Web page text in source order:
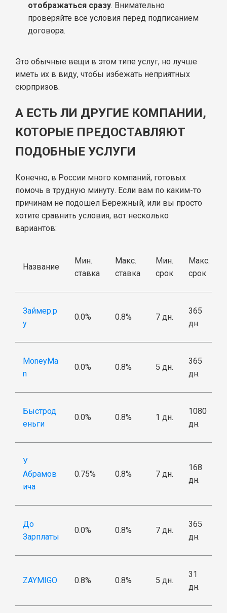
отображаться сразу. Внимательно
проверяйте все условия перед подписанием
договора.
Это обычные вещи в этом типе услуг, но лучше
иметь их в виду, чтобы избежать неприятных
сюрпризов.
А ЕСТЬ ЛИ ДРУГИЕ КОМПАНИИ,
КОТОРЫЕ ПРЕДОСТАВЛЯЮТ
ПОДОБНЫЕ УСЛУГИ
Конечно, в России много компаний, готовых
помочь в трудную минуту. Если вам по каким-то
причинам не подошел Бережный, или вы просто
хотите сравнить условия, вот несколько
вариантов:
Название
Мин.
ставка
Макс.
ставка
Мин.
срок
Макс.
срок
Займер.р
у
0.0% 0.8% 7 дн.
365
дн.
MoneyMa
n
0.0% 0.8% 5 дн.
365
дн.
Быстрод
еньги
0.0% 0.8% 1 дн.
1080
дн.
У
Абрамов
ича
0.75% 0.8% 7 дн.
168
дн.
До
Зарплаты
0.0% 0.8% 7 дн.
365
дн.
ZAYMIGO 0.8% 0.8% 5 дн.
31
дн.